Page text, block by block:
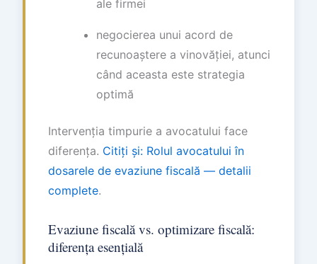
ale firmei
negocierea unui acord de
recunoaștere a vinovăției, atunci
când aceasta este strategia
optimă
Intervenția timpurie a avocatului face
diferența. Citiți și: Rolul avocatului în
dosarele de evaziune fiscală — detalii
complete.
Evaziune fiscală vs. optimizare fiscală:
diferența esențială